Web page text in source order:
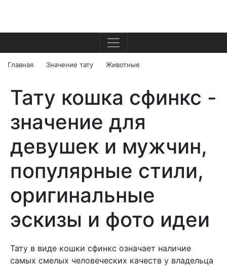
Главная Значение тату Животные
Тату кошка сфинкс -
значение для
девушек и мужчин,
популярные стили,
оригинальные
эскизы и фото идеи
Тату в виде кошки сфинкс означает наличие
самых смелых человеческих качеств у владельца